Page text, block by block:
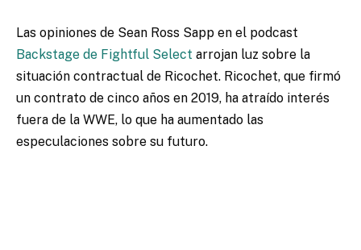
Las opiniones de Sean Ross Sapp en el podcast
Backstage de Fightful Select arrojan luz sobre la
situación contractual de Ricochet. Ricochet, que firmó
un contrato de cinco años en 2019, ha atraído interés
fuera de la WWE, lo que ha aumentado las
especulaciones sobre su futuro.